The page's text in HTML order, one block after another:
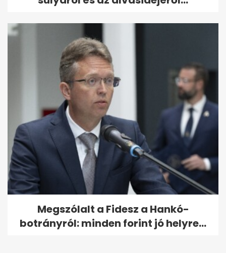
Megszólalt a Fidesz a Hankó-
botrányról: minden forint jó helyre...